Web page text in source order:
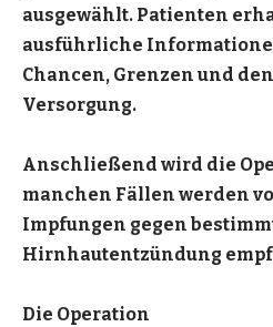
ausgewählt. Patienten
ausführliche
Chancen, Grenzen und
Versorgung.
Anschließend wird die
manchen Fällen werden
Impfungen gegen
Hirnhautentzündung
Die Operation